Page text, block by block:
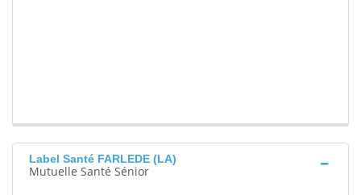
Label Santé FARLEDE (LA)
Mutuelle Santé Sénior